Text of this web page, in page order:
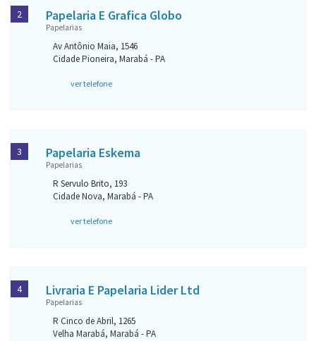
Papelaria E Grafica Globo
Papelarias
Av Antônio Maia, 1546
Cidade Pioneira, Marabá - PA
ver telefone
2
Papelaria Eskema
Papelarias
R Servulo Brito, 193
Cidade Nova, Marabá - PA
ver telefone
3
Livraria E Papelaria Lider Ltd
Papelarias
R Cinco de Abril, 1265
Velha Marabá, Marabá - PA
4